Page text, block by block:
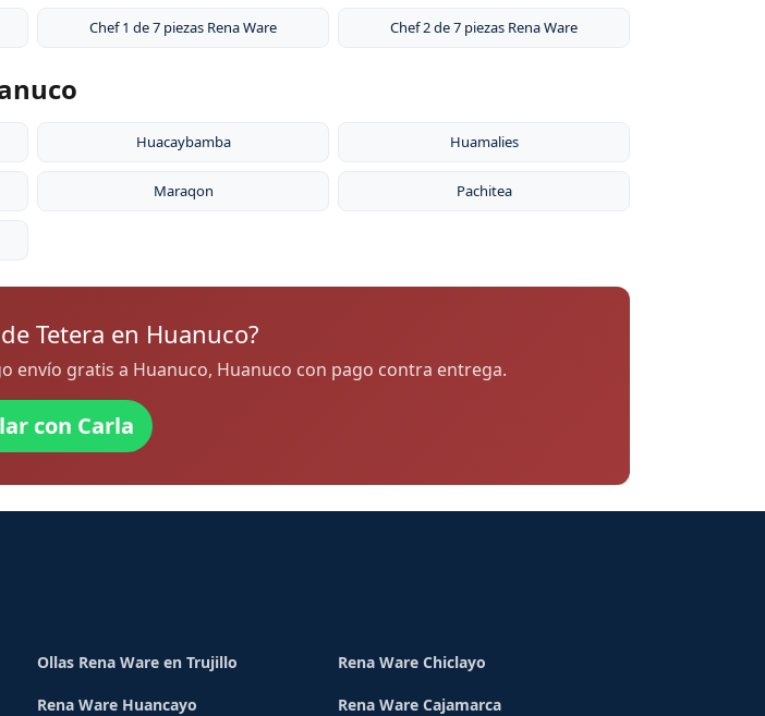
Chef 1 de 7 piezas Rena Ware Chef 2 de 7 piezas Rena Ware
Huacaybamba Huamalies
Maraqon Pachitea
Tetera en Huanuco?
envío gratis a Huanuco, Huanuco con pago contra entrega.
con Carla
Ollas Rena Ware en Trujillo Rena Ware Chiclayo
Rena Ware Huancayo Rena Ware Cajamarca